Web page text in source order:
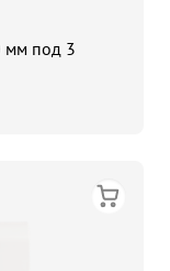
мм под 3